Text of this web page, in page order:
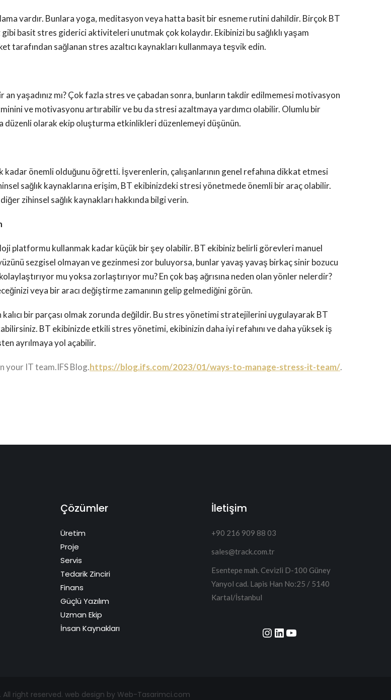
vardır. Bunlara yoga, meditasyon veya hatta basit bir esneme rutini dahildir. Birçok BT
gibi basit stres giderici aktiviteleri unutmak çok kolaydır. Ekibinizi bu sağlıklı yaşam
sağlanan stres azaltıcı kaynakları kullanmaya teşvik edin.
yaşadınız mı? Çok fazla stres ve çabadan sonra, bunların takdir edilmemesi motivasyon
ve motivasyonu artırabilir ve bu da stresi azaltmaya yardımcı olabilir. Olumlu bir
düzenli olarak ekip oluşturma etkinlikleri düzenlemeyi düşünün.
kadar önemli olduğunu öğretti. İşverenlerin, çalışanlarının genel refahına dikkat etmesi
sağlık kaynaklarına erişim, BT ekibinizdeki stresi yönetmede önemli bir araç olabilir.
zihinsel sağlık kaynakları hakkında bilgi verin.
platformu kullanmak kadar küçük bir şey olabilir. BT ekibiniz belirli görevleri manuel
sezgisel olmayan ve gezinmesi zor buluyorsa, bunlar yavaş yavaş birkaç sinir bozucu
mu yoksa zorlaştırıyor mu? En çok baş ağrısına neden olan yönler nelerdir?
veya bir aracı değiştirme zamanının gelip gelmediğini görün.
bir parçası olmak zorunda değildir. Bu stres yönetimi stratejilerini uygulayarak BT
BT ekibinizde etkili stres yönetimi, ekibinizin daha iyi refahını ve daha yüksek iş
ayrılmaya yol açabilir.
your IT team.IFS Blog.https://blog.ifs.com/2023/01/ways-to-manage-stress-it-team/.
Çözümler
Üretim
Proje
Servis
Tedarik Zinciri
Finans
Güçlü Yazılım
Uzman Ekip
İnsan Kaynakları
İletişim
+90 216 909 88 03
sales@track.com.tr
Esentepe mah. Cevizli D-100 Güney
Yanyol cad. Lapis Han No:25 / 5140
Kartal/İstanbul
Instagram
LinkedIn
YouTube
right reserved. web design by Web-Tasarimci.com